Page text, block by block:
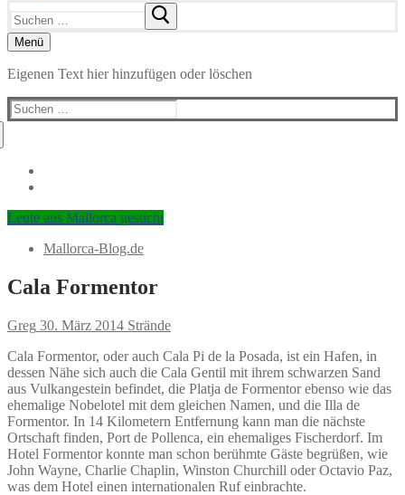
nach:
Menü
Eigenen Text hier hinzufügen oder löschen
Suchen
nach:
Leute aus Mallorca gesucht
Mallorca-Blog.de
Cala Formentor
Greg 30. März 2014 Strände
Cala Formentor, oder auch Cala Pi de la Posada, ist ein Hafen, in
dessen Nähe sich auch die Cala Gentil mit ihrem schwarzen Sand
aus Vulkangestein befindet, die Platja de Formentor ebenso wie das
ehemalige Nobelotel mit dem gleichen Namen, und die Illa de
Formentor. In 14 Kilometern Entfernung kann man die nächste
Ortschaft finden, Port de Pollenca, ein ehemaliges Fischerdorf. Im
Hotel Formentor konnte man schon berühmte Gäste begrüßen, wie
John Wayne, Charlie Chaplin, Winston Churchill oder Octavio Paz,
was dem Hotel einen internationalen Ruf einbrachte.